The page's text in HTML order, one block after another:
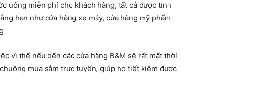
uống miễn phí cho khách hàng, tất cả được tính
hạn như cửa hàng xe máy, cửa hàng mỹ phẩm
vì thế nếu đến các cửa hàng B&M sẽ rất mất thời
mua sắm trực tuyến, giúp họ tiết kiệm được